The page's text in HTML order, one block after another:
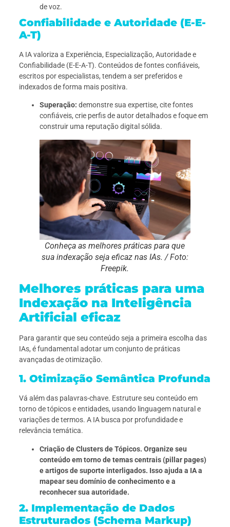
de voz.
Confiabilidade e Autoridade (E-E-
A-T)
A IA valoriza a Experiência, Especialização, Autoridade e
Confiabilidade (E-E-A-T). Conteúdos de fontes confiáveis,
escritos por especialistas, tendem a ser preferidos e
indexados de forma mais positiva.
Superação: demonstre sua expertise, cite fontes
confiáveis, crie perfis de autor detalhados e foque em
construir uma reputação digital sólida.
Conheça as melhores práticas para que
sua indexação seja eficaz nas IAs. / Foto:
Freepik.
Melhores práticas para uma
Indexação na Inteligência
Artificial eficaz
Para garantir que seu conteúdo seja a primeira escolha das
IAs, é fundamental adotar um conjunto de práticas
avançadas de otimização.
1. Otimização Semântica Profunda
Vá além das palavras-chave. Estruture seu conteúdo em
torno de tópicos e entidades, usando linguagem natural e
variações de termos. A IA busca por profundidade e
relevância temática.
Criação de Clusters de Tópicos. Organize seu
conteúdo em torno de temas centrais (pillar pages)
e artigos de suporte interligados. Isso ajuda a IA a
mapear seu domínio de conhecimento e a
reconhecer sua autoridade.
2. Implementação de Dados
Estruturados (Schema Markup)